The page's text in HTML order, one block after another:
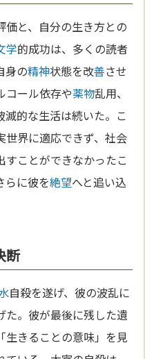
価と、自分の生き方との
学的成功は、多くの読者
身の精神状態を改善させ
コール依存や薬物乱用、
的な生活は続いた。こ
世界に適応できず、社会
ことができなかったこ
らに彼を絶望へと追い込
断
自殺を遂げ、彼の波乱に
た。彼が最後に残した遺
生きることの意味」を見